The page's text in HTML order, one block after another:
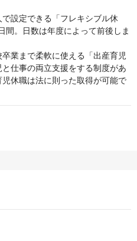
設定できる「フレキシブル休
間。日数は年度によって前後しま
業まで柔軟に使える「出産育児
仕事の両立支援をする制度があ
休職は法に則った取得が可能で